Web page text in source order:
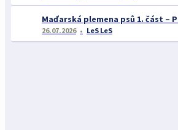
Maďarská plemena psů 1. část –
26.07.2026 LeS LeS